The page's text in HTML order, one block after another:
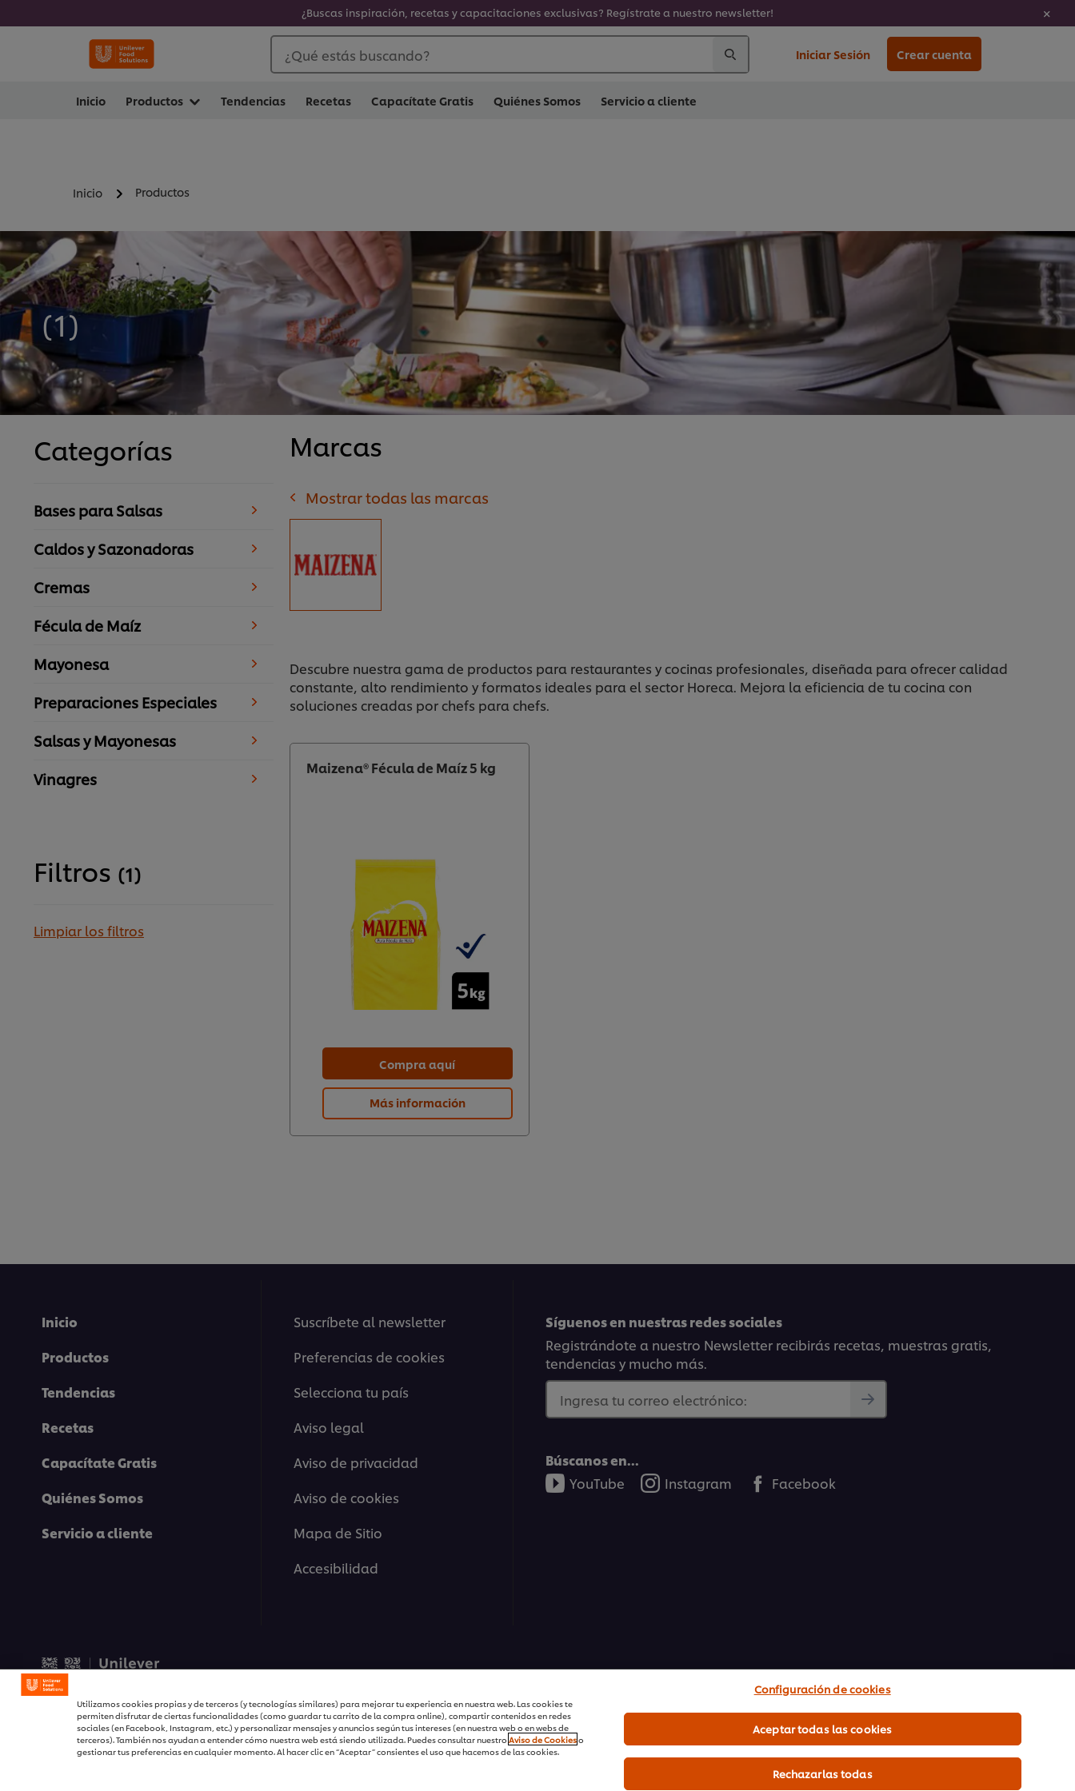
¿Buscas inspiración, recetas y capacitaciones exclusivas? Regístrate a nuestro newsletter!
¿Qué estás buscando? Iniciar Sesión Crear cuenta
Inicio Productos Tendencias Recetas Capacítate Gratis Quiénes Somos Servicio a cliente
Inicio Productos
(1)
Categorías
Bases para Salsas
Caldos y Sazonadoras
Cremas
Fécula de Maíz
Mayonesa
Preparaciones Especiales
Salsas y Mayonesas
Vinagres
Filtros (1)
Limpiar los filtros
Marcas
Mostrar todas las marcas
Descubre nuestra gama de productos para restaurantes y cocinas profesionales, diseñada para ofrecer calidad
constante, alto rendimiento y formatos ideales para el sector Horeca. Mejora la eficiencia de tu cocina con
soluciones creadas por chefs para chefs.
Maizena® Fécula de Maíz 5 kg
Compra aquí
Más información
Inicio
Productos
Tendencias
Recetas
Capacítate Gratis
Quiénes Somos
Servicio a cliente
Suscríbete al newsletter
Preferencias de cookies
Selecciona tu país
Aviso legal
Aviso de privacidad
Aviso de cookies
Mapa de Sitio
Accesibilidad
Síguenos en nuestras redes sociales
Registrándote a nuestro Newsletter recibirás recetas, muestras gratis,
tendencias y mucho más.
Ingresa tu correo electrónico:
Búscanos en...
YouTube
Instagram Facebook
Utilizamos cookies propias y de terceros (y tecnologías similares) para mejorar tu experiencia en nuestra web. Las cookies te
permiten disfrutar de ciertas funcionalidades (como guardar tu carrito de la compra online), compartir contenidos en redes
sociales (en Facebook, Instagram, etc.) y personalizar mensajes y anuncios según tus intereses (en nuestra web o en webs de
terceros). También nos ayudan a entender cómo nuestra web está siendo utilizada. Puedes consultar nuestro Aviso de Cookieso
gestionar tus preferencias en cualquier momento. Al hacer clic en “Aceptar” consientes el uso que hacemos de las cookies.
Configuración de cookies
Rechazarlas todas
Aceptar todas las cookies